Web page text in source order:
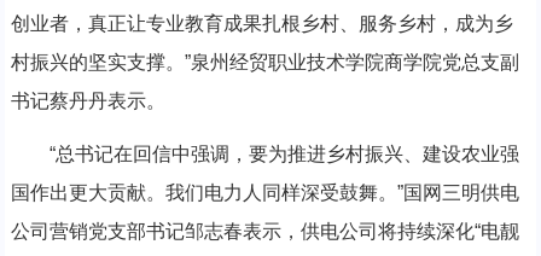
创业者，真正让专业教育成果扎根乡村、服务乡村，成为乡
村振兴的坚实支撑。”泉州经贸职业技术学院商学院党总支副
书记蔡丹丹表示。
“总书记在回信中强调，要为推进乡村振兴、建设农业强
国作出更大贡献。我们电力人同样深受鼓舞。”国网三明供电
公司营销党支部书记邹志春表示，供电公司将持续深化“电靓